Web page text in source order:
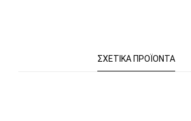
ΣΧΕΤΙΚΆ ΠΡΟΪΌΝΤΑ